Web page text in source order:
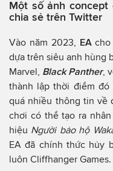
Một số ảnh concept
chia sẻ trên Twitter
Vào năm 2023, EA
dựa trên siêu anh hùng
Marvel, Black Panther,
thành lập thời điểm đó
quá nhiều thông tin về
chơi có thể tạo ra
hiệu Người bảo hộ
EA đã chính thức hủy
luôn Cliffhanger Games.